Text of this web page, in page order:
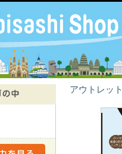
アウトレット